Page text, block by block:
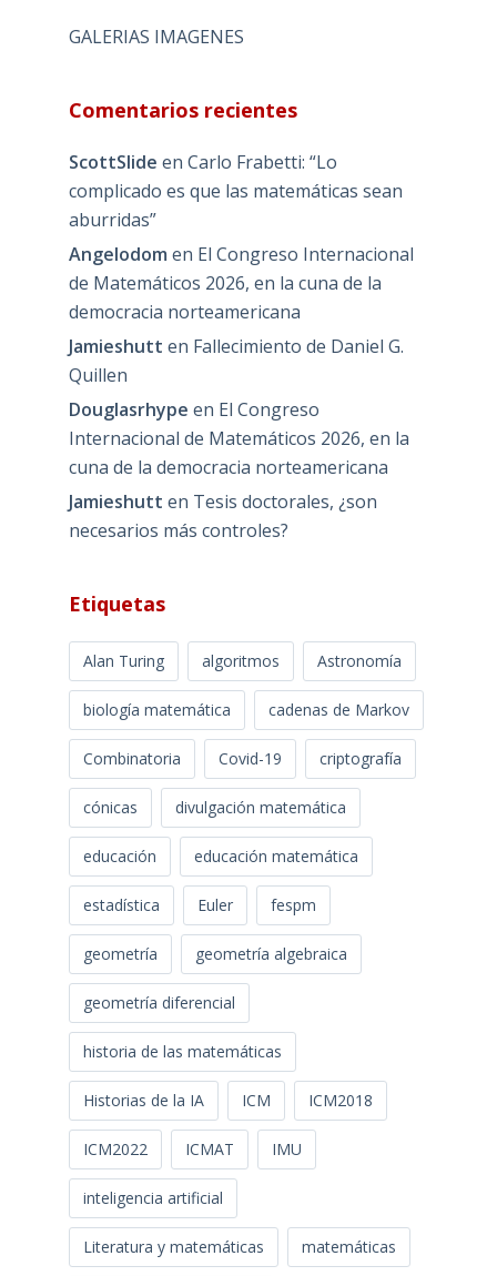
GALERIAS IMAGENES
Comentarios recientes
ScottSlide en Carlo Frabetti: “Lo
complicado es que las matemáticas sean
aburridas”
Angelodom en El Congreso Internacional
de Matemáticos 2026, en la cuna de la
democracia norteamericana
Jamieshutt en Fallecimiento de Daniel G.
Quillen
Douglasrhype en El Congreso
Internacional de Matemáticos 2026, en la
cuna de la democracia norteamericana
Jamieshutt en Tesis doctorales, ¿son
necesarios más controles?
Etiquetas
Alan Turing algoritmos Astronomía
biología matemática cadenas de Markov
Combinatoria Covid-19 criptografía
cónicas divulgación matemática
educación educación matemática
estadística Euler fespm
geometría geometría algebraica
geometría diferencial
historia de las matemáticas
Historias de la IA ICM ICM2018
ICM2022 ICMAT IMU
inteligencia artificial
Literatura y matemáticas matemáticas